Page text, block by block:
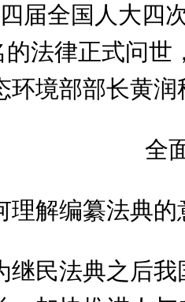
届全国人大四
法律正式问世
境部部长黄润
全
理解编纂法典的
继民法典之后